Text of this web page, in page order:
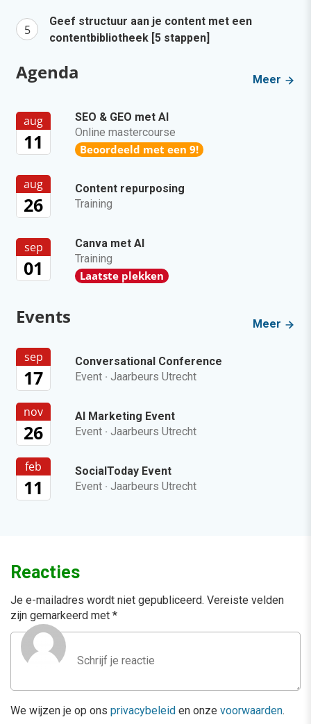
Geef structuur aan je content met een
contentbibliotheek [5 stappen]
Agenda Meer
aug
11
SEO & GEO met AI
Online mastercourse
Beoordeeld met een 9!
aug
26
Content repurposing
Training
sep
01
Canva met AI
Training
Laatste plekken
Events Meer
sep
17
Conversational Conference
Event · Jaarbeurs Utrecht
nov
26
AI Marketing Event
Event · Jaarbeurs Utrecht
feb
11
SocialToday Event
Event · Jaarbeurs Utrecht
Reacties
Je e-mailadres wordt niet gepubliceerd. Vereiste velden
zijn gemarkeerd met *
We wijzen je op ons privacybeleid en onze voorwaarden.